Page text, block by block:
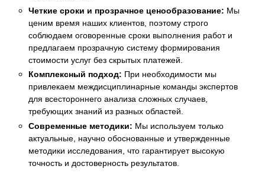
Четкие сроки и прозрачное ценообразование: Мы
ценим время наших клиентов, поэтому строго
соблюдаем оговоренные сроки выполнения работ и
предлагаем прозрачную систему формирования
стоимости услуг без скрытых платежей.
Комплексный подход: При необходимости мы
привлекаем междисциплинарные команды экспертов
для всестороннего анализа сложных случаев,
требующих знаний из разных областей.
Современные методики: Мы используем только
актуальные, научно обоснованные и утвержденные
методики исследования, что гарантирует высокую
точность и достоверность результатов.